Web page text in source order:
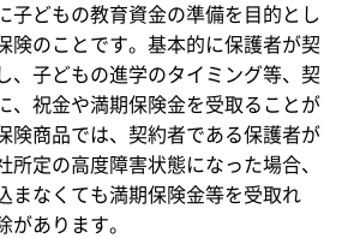
子どもの教育資金の準備を目的とし
険のことです。基本的に保護者が契
、子どもの進学のタイミング等、契
、祝金や満期保険金を受取ることが
険商品では、契約者である保護者が
所定の高度障害状態になった場合、
まなくても満期保険金等を受取れ
があります。